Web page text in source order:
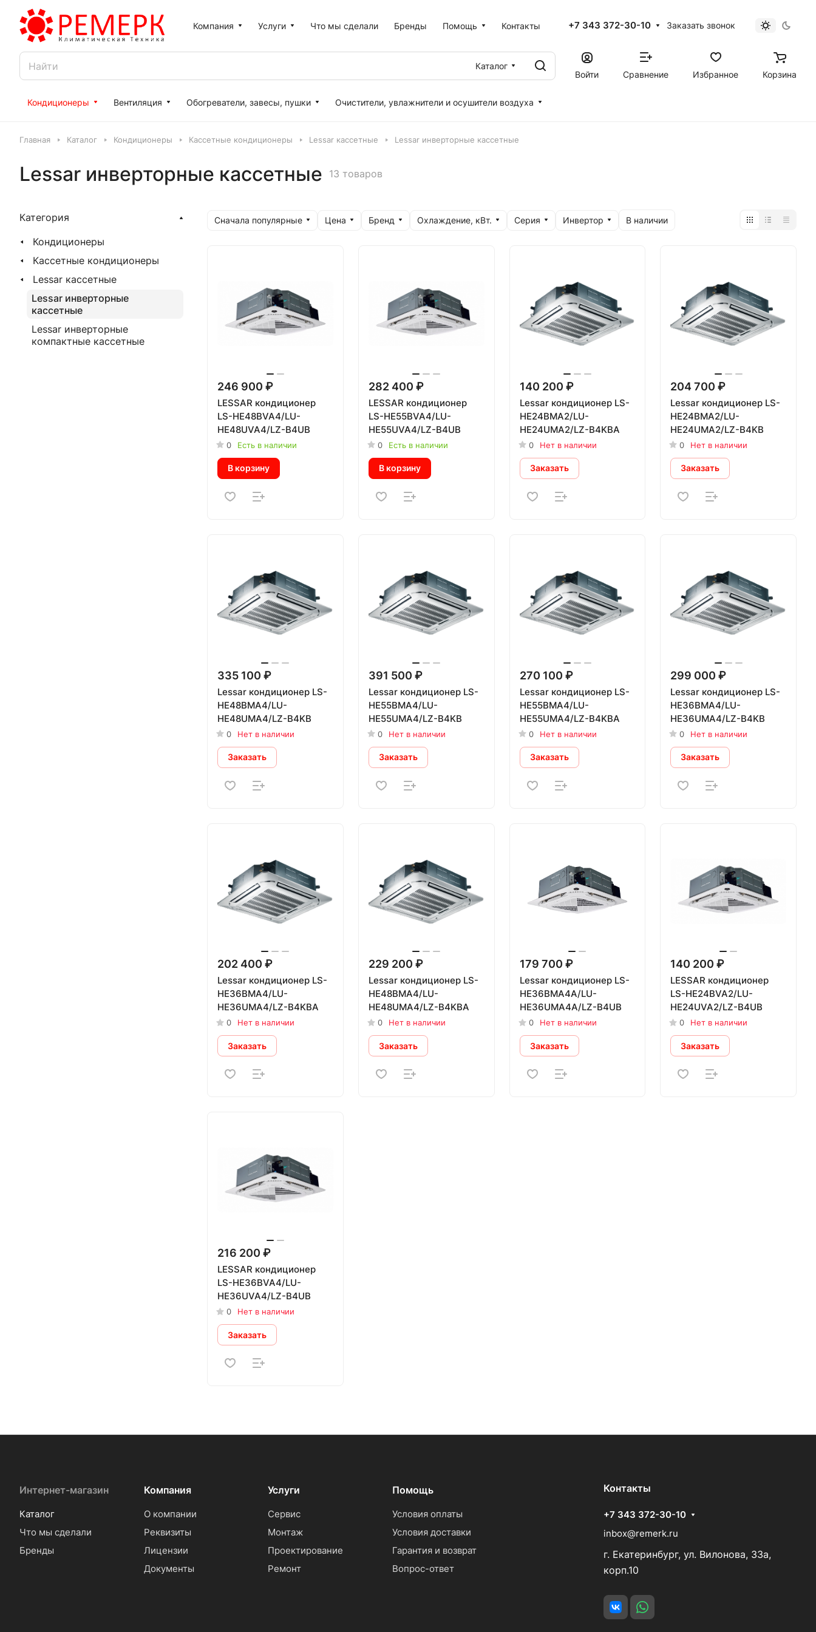
Компания Услуги Что мы сделали Бренды Помощь Контакты +7 343 372-30-10 Заказать звонок
Каталог
Войти
Сравнение Избранное Корзина
Кондиционеры Вентиляция Обогреватели, завесы, пушки Очистители, увлажнители и осушители воздуха
Главная Каталог Кондиционеры Кассетные кондиционеры Lessar кассетные Lessar инверторные кассетные
Lessar инверторные кассетные 13 товаров
Сначала популярные Цена Бренд Охлаждение, кВт. Серия Инвертор В наличии
246 900 ₽
LESSAR кондиционер
LS-HE48BVA4/LU-
HE48UVA4/LZ-B4UB
0 Есть в наличии
В корзину
282 400 ₽
LESSAR кондиционер
LS-HE55BVA4/LU-
HE55UVA4/LZ-B4UB
0 Есть в наличии
В корзину
140 200 ₽
Lessar кондиционер LS-
HE24BMA2/LU-
HE24UMA2/LZ-B4KBA
0 Нет в наличии
Заказать
204 700 ₽
Lessar кондиционер LS-
HE24BMA2/LU-
HE24UMA2/LZ-B4KB
0 Нет в наличии
Заказать
335 100 ₽
Lessar кондиционер LS-
HE48BMA4/LU-
HE48UMA4/LZ-B4KB
0 Нет в наличии
Заказать
391 500 ₽
Lessar кондиционер LS-
HE55BMA4/LU-
HE55UMA4/LZ-B4KB
0 Нет в наличии
Заказать
270 100 ₽
Lessar кондиционер LS-
HE55BMA4/LU-
HE55UMA4/LZ-B4KBA
0 Нет в наличии
Заказать
299 000 ₽
Lessar кондиционер LS-
HE36BMA4/LU-
HE36UMA4/LZ-B4KB
0 Нет в наличии
Заказать
202 400 ₽
Lessar кондиционер LS-
HE36BMA4/LU-
HE36UMA4/LZ-B4KBA
0 Нет в наличии
Заказать
229 200 ₽
Lessar кондиционер LS-
HE48BMA4/LU-
HE48UMA4/LZ-B4KBA
0 Нет в наличии
Заказать
179 700 ₽
Lessar кондиционер LS-
HE36BMA4A/LU-
HE36UMA4A/LZ-B4UB
0 Нет в наличии
Заказать
140 200 ₽
LESSAR кондиционер
LS-HE24BVA2/LU-
HE24UVA2/LZ-B4UB
0 Нет в наличии
Заказать
216 200 ₽
LESSAR кондиционер
LS-HE36BVA4/LU-
HE36UVA4/LZ-B4UB
0 Нет в наличии
Заказать
Категория
Кондиционеры
Кассетные кондиционеры
Lessar кассетные
Lessar инверторные
кассетные
Lessar инверторные
компактные кассетные
Интернет-магазин
Каталог
Что мы сделали
Бренды
Компания
О компании
Реквизиты
Лицензии
Документы
Услуги
Сервис
Монтаж
Проектирование
Ремонт
Помощь
Условия оплаты
Условия доставки
Гарантия и возврат
Вопрос-ответ
Контакты
+7 343 372-30-10
inbox@remerk.ru
г. Екатеринбург, ул. Вилонова, 33а,
корп.10